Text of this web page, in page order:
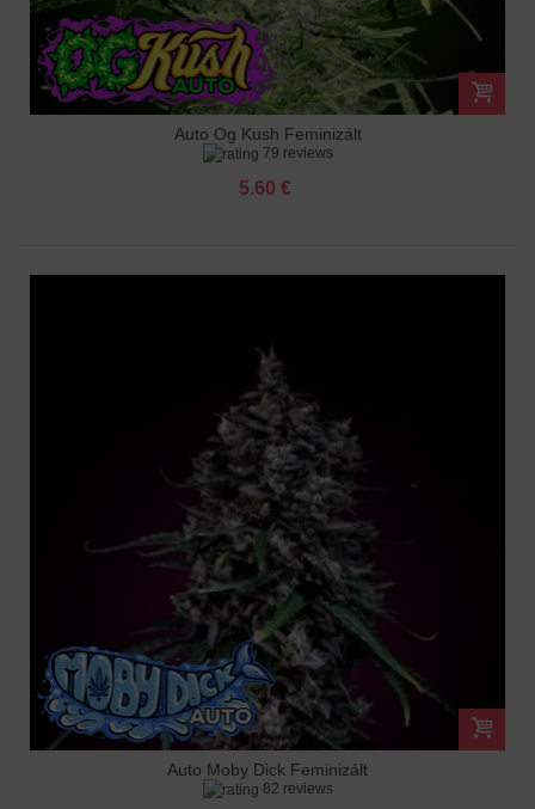
Auto Og Kush Feminizált
79 reviews
5.60 €
Auto Moby Dick Feminizált
82 reviews